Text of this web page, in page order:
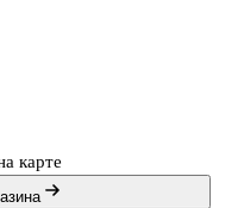
карте